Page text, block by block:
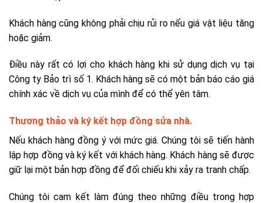
Khách hàng cũng không phải chịu rủi ro nếu giá vật liệu tăng
hoặc giảm.
Điều này rất có lợi cho khách hàng khi sử dụng dịch vụ tại
Công ty Bảo trì số 1. Khách hàng sẽ có một bản báo cáo giá
chính xác về dịch vụ của mình để có thể yên tâm.
Thương thảo và ký kết hợp đồng sửa nhà.
Nếu khách hàng đồng ý với mức giá. Chúng tôi sẽ tiến hành
lập hợp đồng và ký kết với khách hàng. Khách hàng sẽ được
giữ lại một bản hợp đồng để đối chiếu khi xảy ra tranh chấp.
Chúng tôi cam kết làm đúng theo những điều trong hợp